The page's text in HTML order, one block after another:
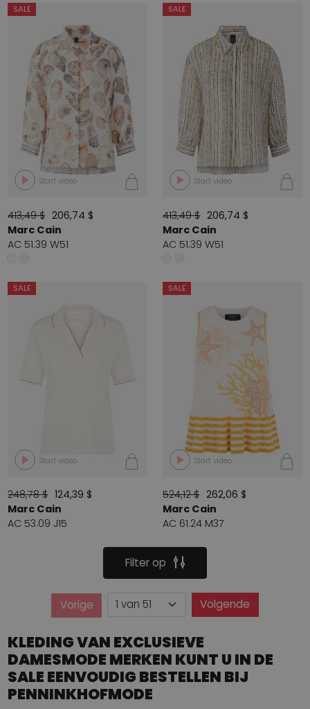
SALE
Start video
413,49 $ 206,74 $
Marc Cain
AC 51.39 W51
SALE
Start video
413,49 $ 206,74 $
Marc Cain
AC 51.39 W51
SALE
Start video
248,78 $ 124,39 $
Marc Cain
AC 53.09 J15
SALE
Start video
524,12 $ 262,06 $
Marc Cain
AC 61.24 M37
Filter op
Vorige
Pagina
Volgende
KLEDING VAN EXCLUSIEVE
DAMESMODE MERKEN KUNT U IN DE
SALE EENVOUDIG BESTELLEN BIJ
PENNINKHOFMODE